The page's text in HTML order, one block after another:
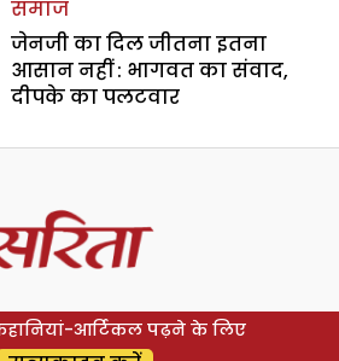
समाज
जेनजी का दिल जीतना इतना
आसान नहीं : भागवत का संवाद,
दीपके का पलटवार
आर्टिकल पढ़ने के लिए